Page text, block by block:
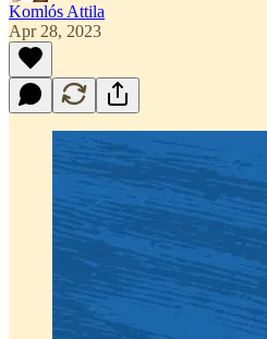
Komlós Attila
Apr 28, 2023